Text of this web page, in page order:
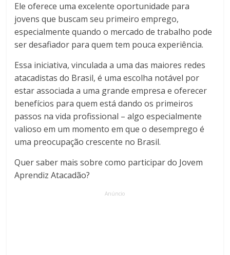
Ele oferece uma excelente oportunidade para
jovens que buscam seu primeiro emprego,
especialmente quando o mercado de trabalho pode
ser desafiador para quem tem pouca experiência.
Essa iniciativa, vinculada a uma das maiores redes
atacadistas do Brasil, é uma escolha notável por
estar associada a uma grande empresa e oferecer
benefícios para quem está dando os primeiros
passos na vida profissional – algo especialmente
valioso em um momento em que o desemprego é
uma preocupação crescente no Brasil.
Quer saber mais sobre como participar do Jovem
Aprendiz Atacadão?
Anúncio